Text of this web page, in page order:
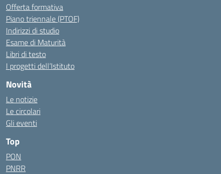
Offerta formativa
Piano triennale (PTOF)
Indirizzi di studio
Esame di Maturità
Libri di testo
I progetti dell’Istituto
Novità
Le notizie
Le circolari
Gli eventi
Top
PON
PNRR